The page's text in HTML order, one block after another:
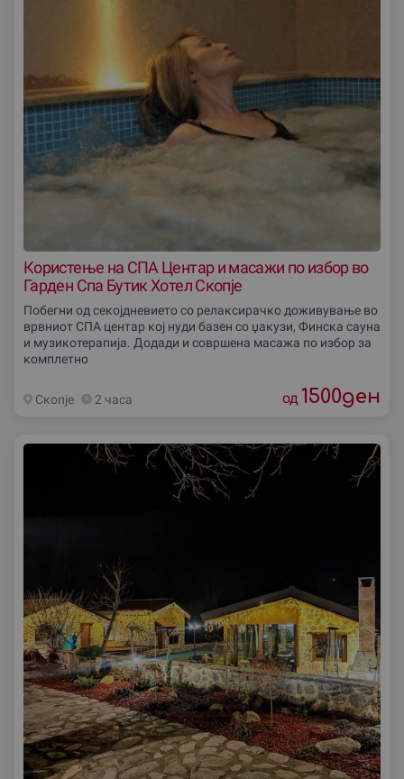
Користење на СПА Центар и масажи по избор во
Гарден Спа Бутик Хотел Скопје
Побегни од секојдневието со релаксирачко доживување во
врвниот СПА центар кој нуди базен со џакузи, Финска сауна
и музикотерапија. Додади и совршена масажа по избор за
комплетно
Скопjе 2 часа од 1500ден